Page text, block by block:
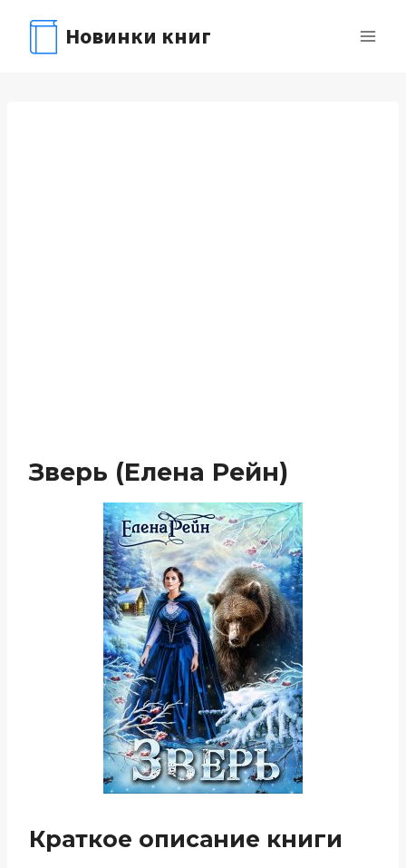
содержимому
Новинки книг
Зверь (Елена Рейн)
Краткое описание книги